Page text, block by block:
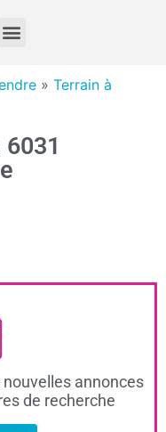
» Terrain à
annonces
de recherche